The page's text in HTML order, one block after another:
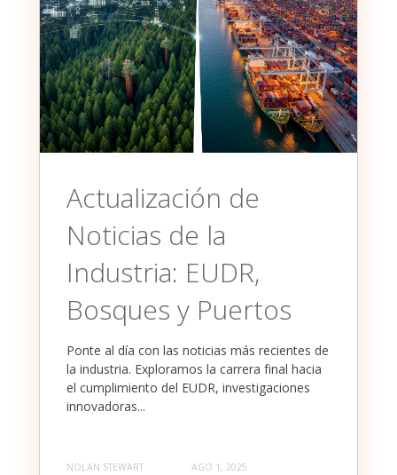
Actualización de
Noticias de la
Industria: EUDR,
Bosques y Puertos
Ponte al día con las noticias más recientes de
la industria. Exploramos la carrera final hacia
el cumplimiento del EUDR, investigaciones
innovadoras...
NOLAN STEWART AGO 1, 2025